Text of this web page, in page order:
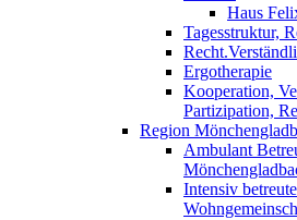
Haus
Tagesstruktur,
Ergotherapie
Kooperation,
Partizipation,
Region
Ambulant
Intensiv